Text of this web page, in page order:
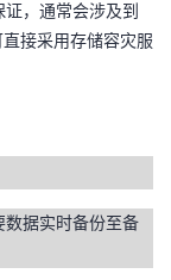
，通常会涉及到
接采用存储容灾服
数据实时备份至备